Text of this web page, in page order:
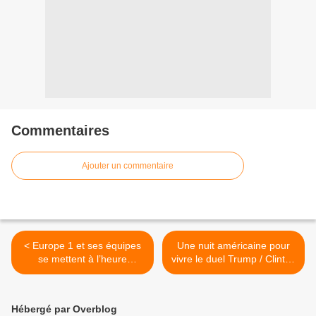
Commentaires
Ajouter un commentaire
< Europe 1 et ses équipes
se mettent à l’heure
américaine pour 48 heures
Une nuit américaine pour
vivre le duel Trump / Clinton
sur RTL >
Hébergé par Overblog